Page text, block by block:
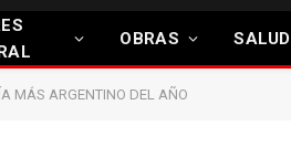
OBRAS SALUD
MÁS ARGENTINO DEL AÑO